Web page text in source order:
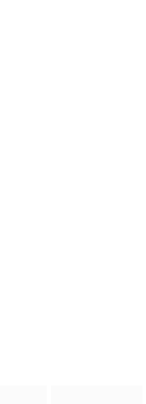
案件设计采用 “积案
”；共享同一具躯体的人格“刮刮
从死人堆里救出来，蓬头垢面
在艰苦环境中长大，但她始终
木偶杀人、花妖勾魂
强国之路。他毅然弃政从商，
竞争，通过创新实践实现本土设